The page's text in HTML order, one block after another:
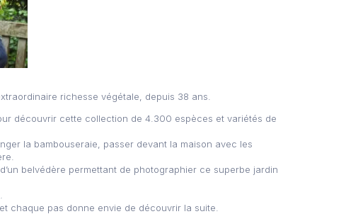
richesse végétale, depuis 38 ans.
découvrir cette collection de 4.300 espèces et variétés de
la bambouseraie, passer devant la maison avec les
belvédère permettant de photographier ce superbe jardin
chaque pas donne envie de découvrir la suite.